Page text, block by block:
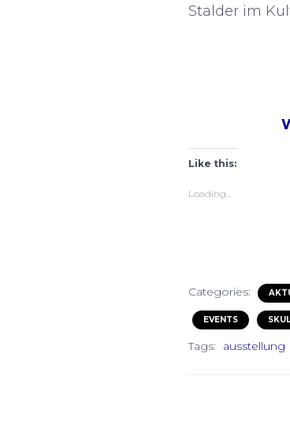
Stalder im
Like this:
Loading...
Categories:
EVENTS
Tags: ausstellung